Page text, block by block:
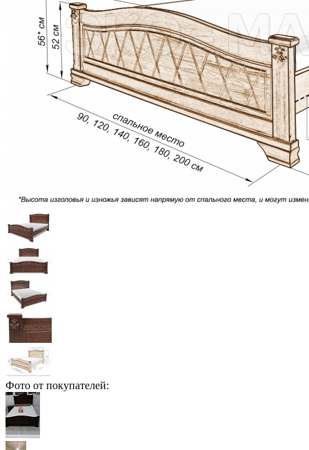
Фото от покупателей: